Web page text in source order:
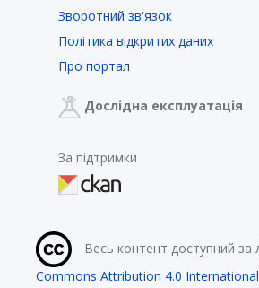
Зворотний зв'язок
Політика відкритих даних
Про портал
Дослідна експлуатація
За підтримки
Весь контент доступний за
Commons Attribution 4.0